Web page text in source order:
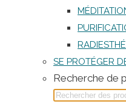
SE PROTÉGER
Recherche de